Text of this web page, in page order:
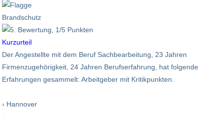
Brandschutz
Kurzurteil
Der Angestellte mit dem Beruf Sachbearbeitung, 23 Jahren
Firmenzugehörigkeit, 24 Jahren Berufserfahrung, hat folgende
Erfahrungen gesammelt: Arbeitgeber mit Kritikpunkten.
› Hannover